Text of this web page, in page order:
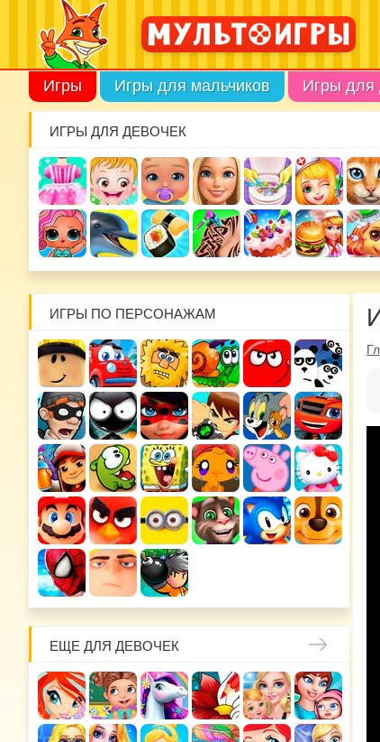
Игры Игры для мальчиков Игры для
ИГРЫ ДЛЯ ДЕВОЧЕК
ИГРЫ ПО ПЕРСОНАЖАМ
ЕЩЕ ДЛЯ ДЕВОЧЕК